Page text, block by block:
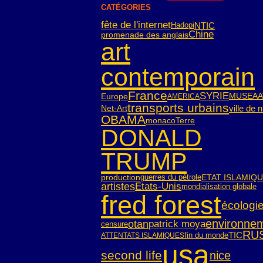
CATÉGORIES
fête de l'internetHadopiNTIC
promenade des anglaisChine
art
contemporain
EuropeFranceAMERICASYRIE
Net-Arttransports urbainsville de
OBAMAmonacoTerre
DONALD
TRUMP
productionguerres du pétroleETAT
artistesEtats-Unismondialisation globale
fred forestécologie
censureotanpatrick moya
ATTENTATS ISLAMIQUESfin du mondeTIC
second lifeusanice